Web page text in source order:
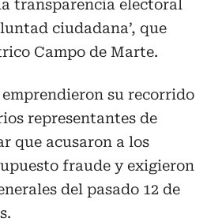
transparencia electoral
ciudadana’, que
Campo de Marte.
su recorrido
representantes de
que acusaron a los
fraude y exigieron
del pasado 12 de